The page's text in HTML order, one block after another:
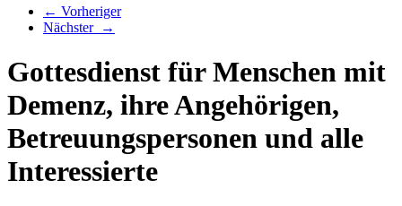
← Vorheriger
Nächster →
Gottesdienst für Menschen mit
Demenz, ihre Angehörigen,
Betreuungspersonen und alle
Interessierte